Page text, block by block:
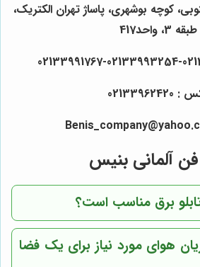
کوچه بوشهری، پاساژ تهران الکتریک،
طبقه 3، واحد417
آلمانی بنیس
برق مناسب است؟
هوای مورد نیاز برای یک فضا